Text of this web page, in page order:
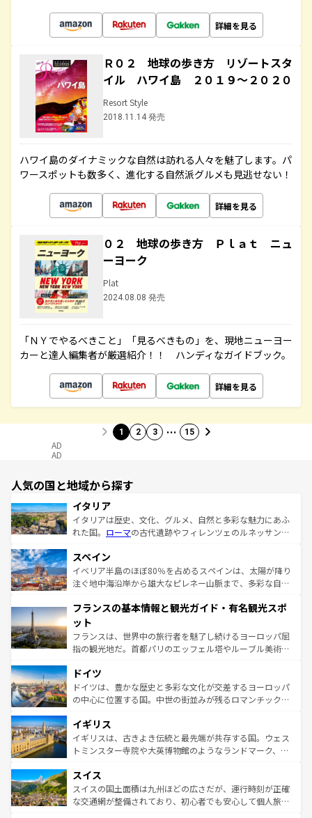
詳細を見る
Ｒ０２ 地球の歩き方 リゾートスタ
イル ハワイ島 ２０１９～２０２０
Resort Style
2018.11.14 発売
ハワイ島のダイナミックな自然は訪れる人々を魅了します。パ
ワースポットも数多く、進化する自然派グルメも見逃せない！
詳細を見る
０２ 地球の歩き方 Ｐｌａｔ ニュ
ーヨーク
Plat
2024.08.08 発売
「ＮＹでやるべきこと」「見るべきもの」を、現地ニューヨー
カーと達人編集者が厳選紹介！！ ハンディなガイドブック。
詳細を見る
1 2 3 … 15
AD
AD
人気の国と地域から探す
イタリア
イタリアは歴史、文化、グルメ、自然と多彩な魅力にあふ
れた国。 ローマの古代遺跡やフィレンツェのルネッサンス
ろん、トスカーナの美しい田園風景やアマルフィ海岸の絶
景など、自然景観も見逃せない。観光の合間には、本場の
ピザやパスタなど、絶品のイタリア料理を堪能することも
ませてくれるイタリアで、忘れられない旅をしてみよう！
なお、新着のイタリア情報は
しい。
スペイン
イベリア半島のほぼ80％を占めるスペインは、太陽が降り
注ぐ地中海沿岸から雄大なピレネー山脈まで、多彩な自然
文化が根付くこの国では、情熱的なフラメンコ、熱気あふ
れる闘牛、そして美味しいタパスが生活の一部となってい
る。首都マドリードの洗練された雰囲気や、バルセロナの
アートに溢れた街角から、地方では古代ローマ遺跡や中世
せる。地方によって風土や気候が異なるスペインはその個
性で訪れる人を魅了する。 なお、新着のスペイン情報は コ
ンテンツ一覧を参照してほしい。
フランスの基本情報と観光ガイド・有名観光スポ
ット
フランスは、世界中の旅行者を魅了し続けるヨーロッパ屈
指の観光地だ。首都パリのエッフェル塔やルーブル美術館
で、幅広い魅力が詰まっている。華麗な宮殿、歴史的な大
聖堂、美しいビーチ、そして豊かな自然が、訪れる者を心
から魅了する。また、フランスは美食の国としても知ら
いる。シャンパンの発祥地であるランス、プロヴァンスの
香り高いラベンダー畑など、多彩な楽しみ方が可能だ。さ
らに、パリ以外の地域にも魅力が溢れており、どの街角に
れる地方に足を運ぶとそれぞれで全く異なる文化を体験で
きるだろう。 なお、新着のフランス情報はコンテンツ一覧
を参照してほしい。
ドイツ
ドイツは、豊かな歴史と多彩な文化が交差するヨーロッパ
の中心に位置する国。中世の街並みが残るロマンチック街
顔を持つこの国は、どこを歩いても飽きることがない。ベ
ルリンの文化的活気、バイエルン州のアルプスの絶景、そ
してライン川沿いのワイン畑といった風景は必見。ビール
は、お酒好きな人にはぜひ体験してほしい。 なお、新着の
ドイツ情報はコンテンツ一覧を参照してほしい。
イギリス
イギリスは、古きよき伝統と最先端が共存する国。ウェス
トミンスター寺院や大英博物館のようなランドマーク、歴
リアごとに異なる魅力がある。また、優雅なアフタヌーン
ティー、ビール好きにはたまらない英国パブ、サッカー観
戦など、本場だからこそできる体験も豊富。イギリスを旅
スイス
スイスの国土面積は九州ほどの広さだが、運行時刻が正確
な交通網が整備されており、初心者でも安心して個人旅行